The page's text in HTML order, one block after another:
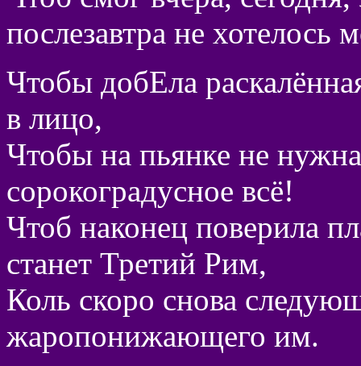
послезавтра не хотелось
Чтобы добЕла
в лицо,
Чтобы на пьянке не
сорокоградусное всё!
Чтоб наконец поверила
станет Третий Рим,
Коль скоро снова
жаропонижающего им.